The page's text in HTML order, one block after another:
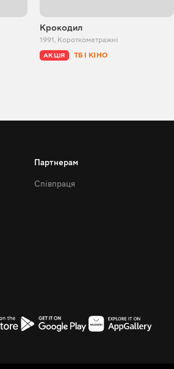
Крокодил
1991, Короткометражні
АКЦІЯ ТБ І КІНО
Партнерам
Співпраця